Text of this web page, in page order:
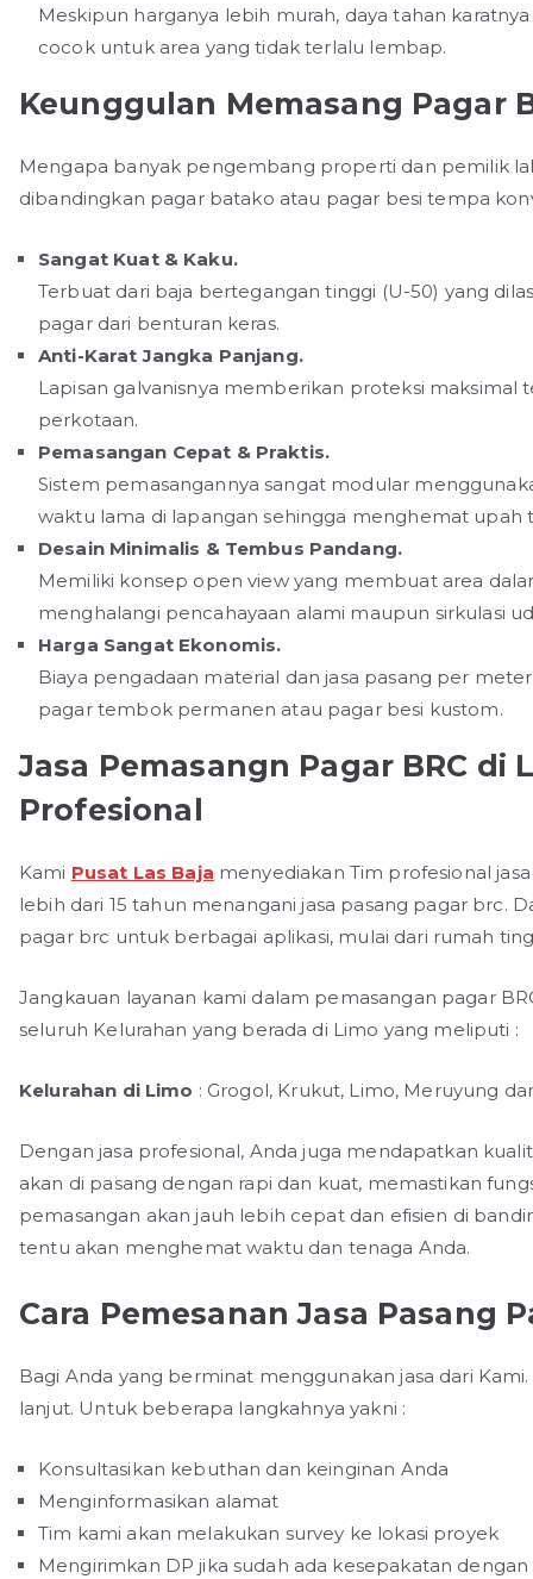
Meskipun harganya lebih murah, daya tahan
cocok untuk area yang tidak terlalu lembap.
Keunggulan Memasang Pagar
Mengapa banyak pengembang properti dan pemilik
dibandingkan pagar batako atau pagar besi tempa
Sangat Kuat & Kaku.
Terbuat dari baja bertegangan tinggi (U-50) yang
pagar dari benturan keras.
Anti-Karat Jangka Panjang.
Lapisan galvanisnya memberikan proteksi maksimal
perkotaan.
Pemasangan Cepat & Praktis.
Sistem pemasangannya sangat modular
waktu lama di lapangan sehingga menghemat upah
Desain Minimalis & Tembus Pandang.
Memiliki konsep open view yang membuat area
menghalangi pencahayaan alami maupun sirkulasi
Harga Sangat Ekonomis.
Biaya pengadaan material dan jasa pasang per
pagar tembok permanen atau pagar besi kustom.
Jasa Pemasangn Pagar BRC di
Profesional
Kami Pusat Las Baja menyediakan Tim profesional
lebih dari 15 tahun menangani jasa pasang pagar brc.
pagar brc untuk berbagai aplikasi, mulai dari rumah
Jangkauan layanan kami dalam pemasangan pagar
seluruh Kelurahan yang berada di Limo yang meliputi :
Kelurahan di Limo : Grogol, Krukut, Limo, Meruyung
Dengan jasa profesional, Anda juga mendapatkan
akan di pasang dengan rapi dan kuat, memastikan
pemasangan akan jauh lebih cepat dan efisien di
tentu akan menghemat waktu dan tenaga Anda.
Cara Pemesanan Jasa Pasang
Bagi Anda yang berminat menggunakan jasa dari
lanjut. Untuk beberapa langkahnya yakni :
Konsultasikan kebuthan dan keinginan Anda
Menginformasikan alamat
Tim kami akan melakukan survey ke lokasi proyek
Mengirimkan DP jika sudah ada kesepakatan